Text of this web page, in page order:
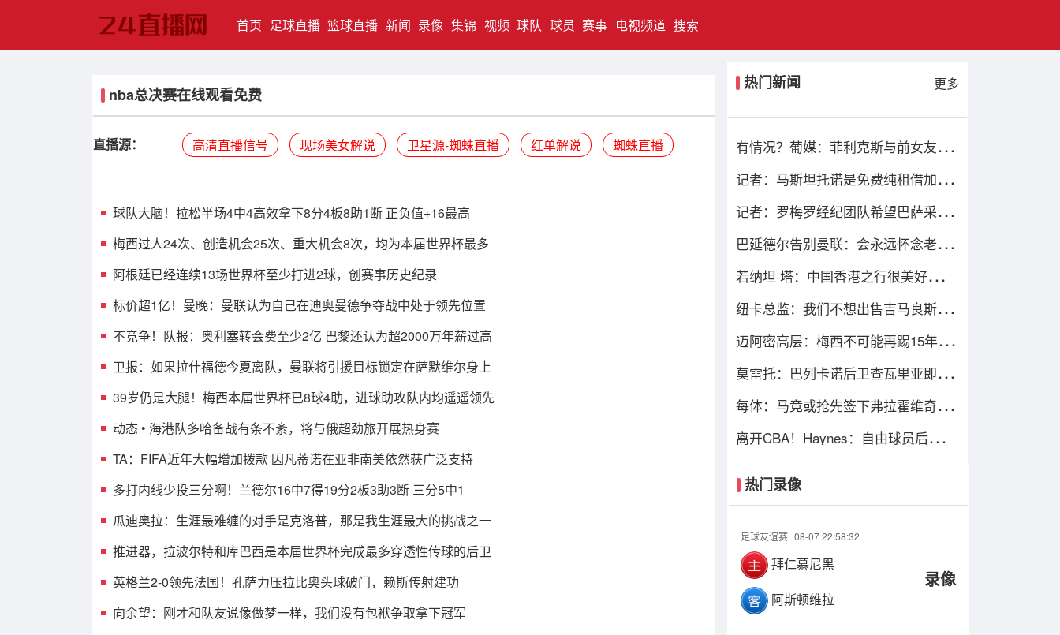
首页 (current)
足球直播 篮球直播 新闻 录像 集锦 视频 球队 球员 赛事 电视频道 搜索
nba总决赛在线观看免费
直播源： 高清直播信号 现场美女解说 卫星源-蜘蛛直播 红单解说 蜘蛛直播
球队大脑！拉松半场4中4高效拿下8分4板8助1断 正负值+16最高
梅西过人24次、创造机会25次、重大机会8次，均为本届世界杯最多
阿根廷已经连续13场世界杯至少打进2球，创赛事历史纪录
标价超1亿！曼晚：曼联认为自己在迪奥曼德争夺战中处于领先位置
不竞争！队报：奥利塞转会费至少2亿 巴黎还认为超2000万年薪过高
卫报：如果拉什福德今夏离队，曼联将引援目标锁定在萨默维尔身上
39岁仍是大腿！梅西本届世界杯已8球4助，进球助攻队内均遥遥领先
动态 • 海港队多哈备战有条不紊，将与俄超劲旅开展热身赛
TA：FIFA近年大幅增加拨款 因凡蒂诺在亚非南美依然获广泛支持
多打内线少投三分啊！兰德尔16中7得19分2板3助3断 三分5中1
瓜迪奥拉：生涯最难缠的对手是克洛普，那是我生涯最大的挑战之一
推进器，拉波尔特和库巴西是本届世界杯完成最多穿透性传球的后卫
英格兰2-0领先法国！孔萨力压拉比奥头球破门，赖斯传射建功
向余望：刚才和队友说像做梦一样，我们没有包袱争取拿下冠军
热门新闻 更多
有情况？葡媒：菲利克斯与前女友夜
记者：马斯坦托诺是免费纯租借加盟
记者：罗梅罗经纪团队希望巴萨采取
巴延德尔告别曼联：会永远怀念老特
若纳坦·塔：中国香港之行很美好，场
纽卡总监：我们不想出售吉马良斯但
迈阿密高层：梅西不可能再踢15年，
莫雷托：巴列卡诺后卫查瓦里亚即将
每体：马竞或抢先签下弗拉霍维奇，
离开CBA！Haynes：自由球员后卫阿
热门录像
足球友谊赛 08-07 22:58:32
拜仁慕尼黑
阿斯顿维拉
录像